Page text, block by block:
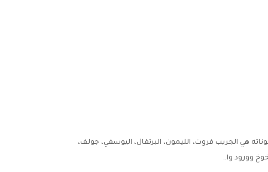
هي الجريب فروت، الليمون، البرتقال، اليوسفي، جولف،
وورود وا..